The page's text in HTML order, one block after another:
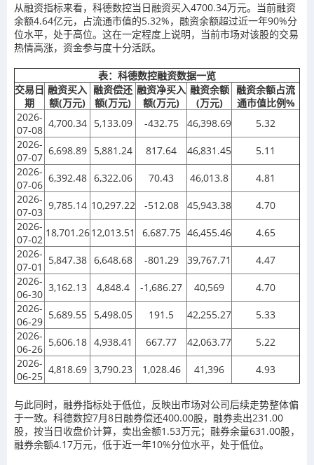
从融资指标来看，科德数控当日融资买入4700.34万元。当前融资
余额4.64亿元，占流通市值的5.32%，融资余额超过近一年90%分
位水平，处于高位。这在一定程度上说明，当前市场对该股的交易
热情高涨，资金参与度十分活跃。
表：科德数控融资数据一览
交易日
期
融资买入
额(万元)
融资偿还
额(万元)
融资净买入
额(万元)
融资余额
(万元)
融资余额占流
通市值比例%
2026-
07-08
4,700.34 5,133.09 -432.75 46,398.69
5.32
2026-
07-07
6,698.89 5,881.24 817.64 46,831.45
5.11
2026-
07-06
6,392.48 6,322.06 70.43 46,013.8
4.81
2026-
07-03
9,785.14 10,297.22 -512.08 45,943.38
4.70
2026-
07-02
18,701.2612,013.51 6,687.75 46,455.46
4.65
2026-
07-01
5,847.38 6,648.68 -801.29 39,767.71
4.47
2026-
06-30
3,162.13 4,848.4 -1,686.27 40,569
4.70
2026-
06-29
5,689.55 5,498.05 191.5 42,255.27
5.33
2026-
06-26
5,606.18 4,938.41 667.77 42,063.77
5.22
2026-
06-25
4,818.69 3,790.23 1,028.46 41,396 4.93
与此同时，融券指标处于低位，反映出市场对公司后续走势整体偏
于一致。科德数控7月8日融券偿还400.00股，融券卖出231.00
股，按当日收盘价计算，卖出金额1.53万元；融券余量631.00股，
融券余额4.17万元，低于近一年10%分位水平，处于低位。